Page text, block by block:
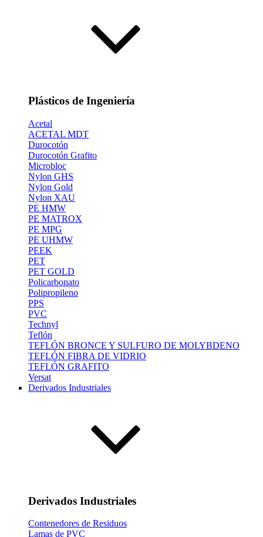
Plásticos de Ingeniería
Acetal
ACETAL MDT
Durocotón
Durocotón Grafito
Microbloc
Nylon GHS
Nylon Gold
Nylon XAU
PE HMW
PE MATROX
PE MPG
PE UHMW
PEEK
PET
PET GOLD
Policarbonato
Polipropileno
PPS
PVC
Technyl
Teflón
TEFLÓN BRONCE Y SULFURO DE MOLYBDENO
TEFLÓN FIBRA DE VIDRIO
TEFLÓN GRAFITO
Versat
Derivados Industriales
Derivados Industriales
Contenedores de Residuos
Lamas de PVC